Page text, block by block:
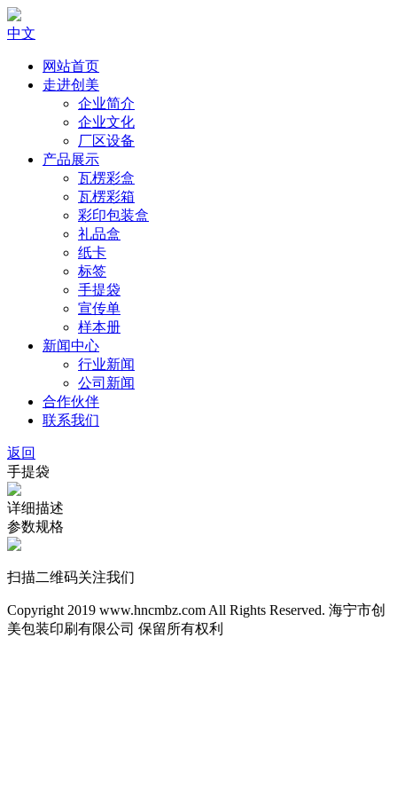
中文
网站首页
走进创美
企业简介
企业文化
厂区设备
产品展示
瓦楞彩盒
瓦楞彩箱
彩印包装盒
礼品盒
纸卡
标签
手提袋
宣传单
样本册
新闻中心
行业新闻
公司新闻
合作伙伴
联系我们
返回
手提袋
详细描述
参数规格
扫描二维码关注我们
Copyright 2019 www.hncmbz.com All Rights Reserved. 海宁市创
美包装印刷有限公司 保留所有权利